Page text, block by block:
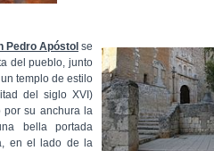
Pedro Apóstol se
del pueblo, junto
templo de estilo
del siglo XVI)
por su anchura la
bella portada
en el lado de la